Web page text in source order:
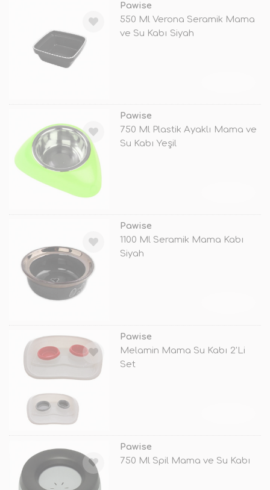
Pawise
550 Ml Verona Seramik Mama
ve Su Kabı Siyah
Pawise
750 Ml Plastik Ayaklı Mama ve
Su Kabı Yeşil
Pawise
1100 Ml Seramik Mama Kabı
Siyah
Pawise
Melamin Mama Su Kabı 2'Li
Set
Pawise
750 Ml Spil Mama ve Su Kabı